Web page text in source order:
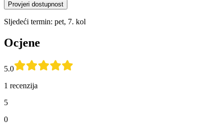
Provjeri dostupnost
Sljedeći termin: pet, 7. kol
Ocjene
5.0
1 recenzija
5
0